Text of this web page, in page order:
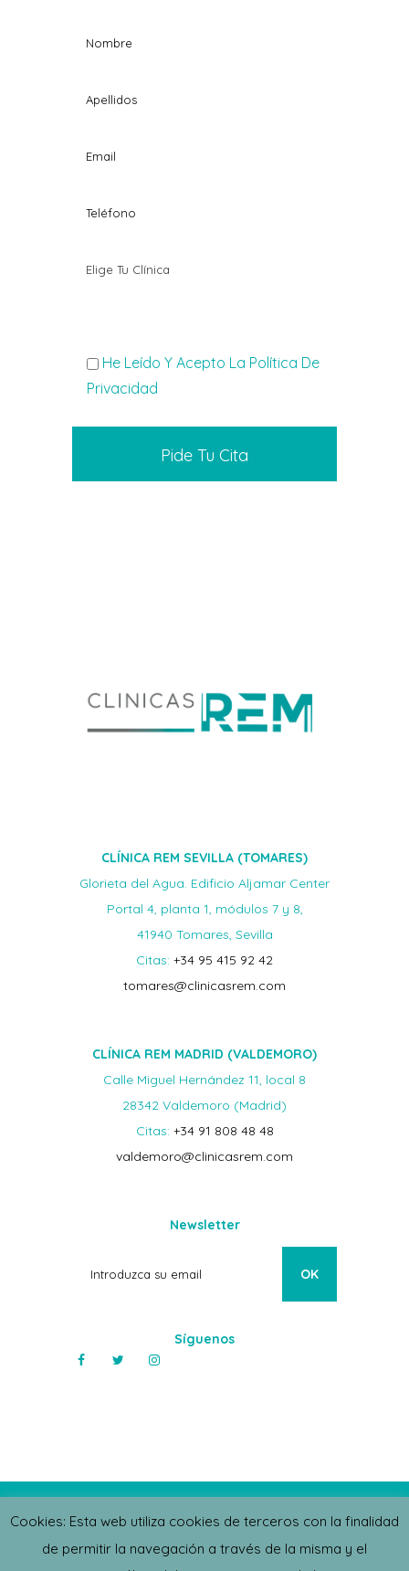
He Leído Y Acepto La Política De
Privacidad
CLÍNICA REM SEVILLA (TOMARES)
Glorieta del Agua. Edificio Aljamar Center
Portal 4, planta 1, módulos 7 y 8,
41940 Tomares, Sevilla
Citas: +34 95 415 92 42
tomares@clinicasrem.com
CLÍNICA REM MADRID (VALDEMORO)
Calle Miguel Hernández 11, local 8
28342 Valdemoro (Madrid)
Citas: +34 91 808 48 48
valdemoro@clinicasrem.com
Newsletter
Síguenos
Clínicas REM | Copyright © 2019. Todos
los derechos reservados
Cookies: Esta web utiliza cookies de terceros con la finalidad
de permitir la navegación a través de la misma y el